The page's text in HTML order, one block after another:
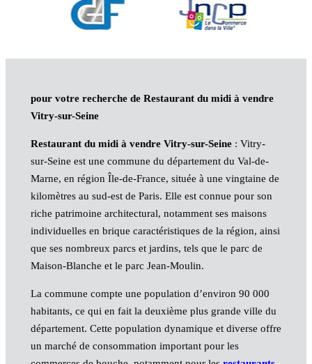
pour votre recherche de Restaurant du midi à vendre
Vitry-sur-Seine
Restaurant du midi à vendre Vitry-sur-Seine: Vitry-
sur-Seine est une commune du département du Val-de-
Marne, en région Île-de-France, située à une vingtaine de
kilomètres au sud-est de Paris. Elle est connue pour son
riche patrimoine architectural, notamment ses maisons
individuelles en brique caractéristiques de la région, ainsi
que ses nombreux parcs et jardins, tels que le parc de
Maison-Blanche et le parc Jean-Moulin.
La commune compte une population d’environ 90 000
habitants, ce qui en fait la deuxième plus grande ville du
département. Cette population dynamique et diverse offre
un marché de consommation important pour les